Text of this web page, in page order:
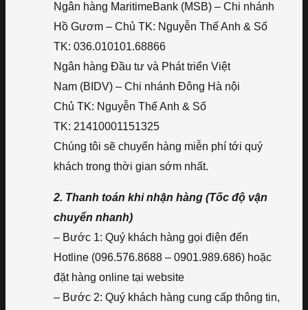
Ngân hàng MaritimeBank (MSB) – Chi nhánh
Hồ Gươm – Chủ TK: Nguyễn Thế Anh & Số
TK: 036.010101.68866
Ngân hàng Đầu tư và Phát triển Việt
Nam (BIDV) – Chi nhánh Đông Hà nội
Chủ TK: Nguyễn Thế Anh & Số
TK: 21410001151325
Chúng tôi sẽ chuyển hàng miễn phí tới quý
khách trong thời gian sớm nhất.
2. Thanh toán khi nhận hàng (Tốc độ vận
chuyển nhanh)
– Bước 1: Quý khách hàng gọi điện đến
Hotline (096.576.8688 – 0901.989.686) hoặc
đặt hàng online tại website
– Bước 2: Quý khách hàng cung cấp thông tin,